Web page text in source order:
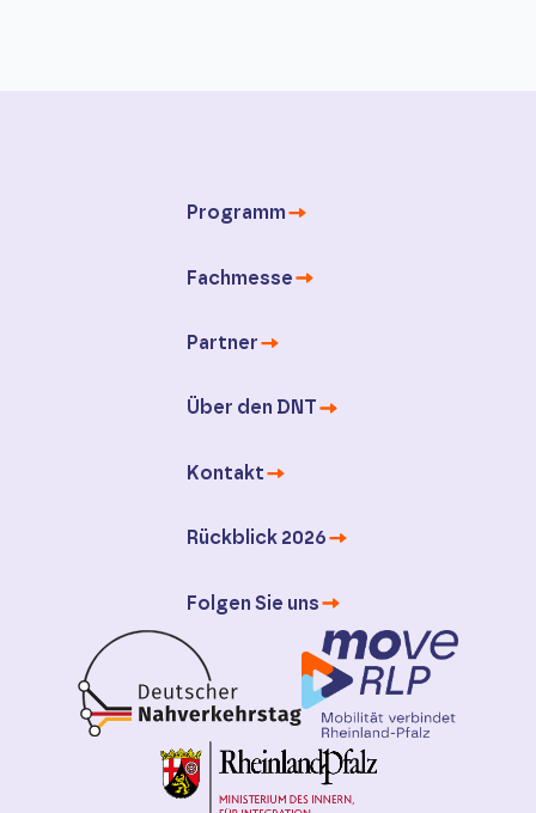
Programm
Fachmesse
Partner
Über den DNT
Kontakt
Rückblick 2026
Folgen Sie uns